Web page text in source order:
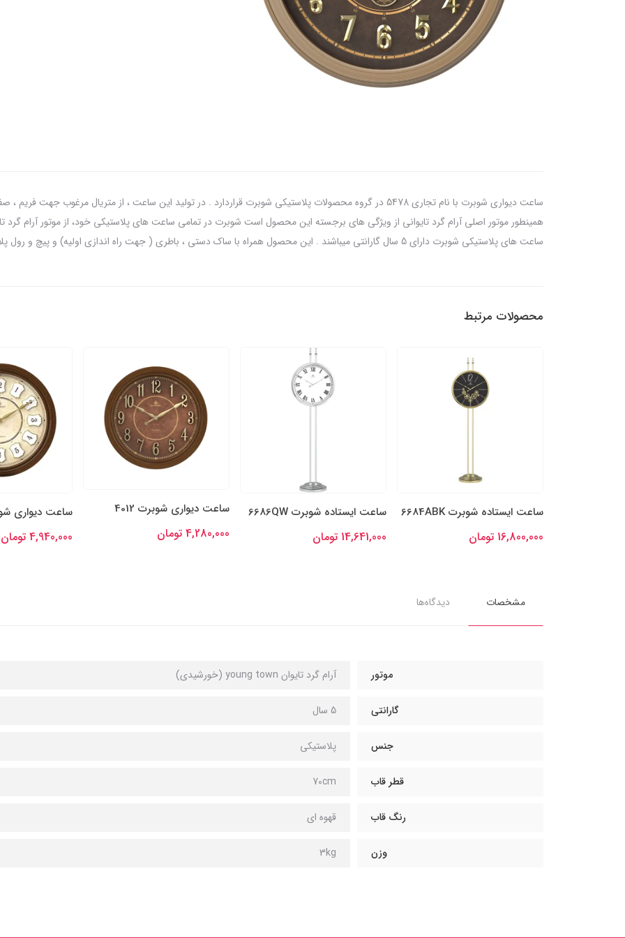
ساعت دیواری شوبرت با نام تجاری 5478 در گروه محصولات پلاستیکی شوبرت قراردارد . در تولید این ساعت ، از متریال
ساعت های پلاستیکی شوبرت دارای 5 سال گارانتی میباشند . این محصول همراه با ساک دستی ، باطری ( جهت راه اندازی اولیه) و پیچ و رول پلاک ( جهت نصب ) ارائه میگردد.
محصولات مرتبط
ساعت ایستاده شوبرت 6684ABK
16,800,000 تومان
ساعت ایستاده شوبرت 6686QW
14,641,000 تومان
ساعت دیواری شوبرت 4012
4,280,000 تومان
ساعت دیواری
4,940,000 تومان
مشخصات دیدگاه‌ها
موتور آرام گرد تایوان young town (خورشیدی)
گارانتی 5 سال
جنس پلاستیکی
قطر قاب 70cm
رنگ قاب قهوه ای
وزن 3kg